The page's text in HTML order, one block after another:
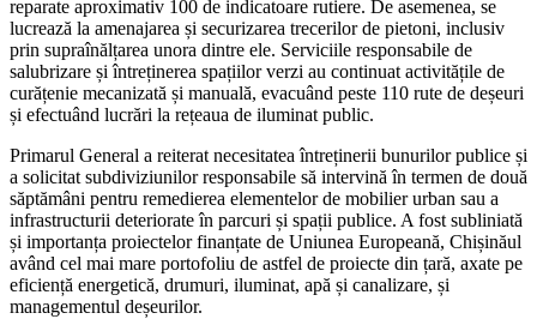
reparate aproximativ 100 de indicatoare rutiere. De asemenea, se
lucrează la amenajarea și securizarea trecerilor de pietoni, inclusiv
prin supraînălțarea unora dintre ele. Serviciile responsabile de
salubrizare și întreținerea spațiilor verzi au continuat activitățile de
curățenie mecanizată și manuală, evacuând peste 110 rute de deșeuri
și efectuând lucrări la rețeaua de iluminat public.
Primarul General a reiterat necesitatea întreținerii bunurilor publice și
a solicitat subdiviziunilor responsabile să intervină în termen de două
săptămâni pentru remedierea elementelor de mobilier urban sau a
infrastructurii deteriorate în parcuri și spații publice. A fost subliniată
și importanța proiectelor finanțate de Uniunea Europeană, Chișinăul
având cel mai mare portofoliu de astfel de proiecte din țară, axate pe
eficiență energetică, drumuri, iluminat, apă și canalizare, și
managementul deșeurilor.